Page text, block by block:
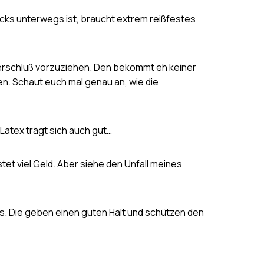
unterwegs ist, braucht extrem reißfestes
vorzuziehen. Den bekommt eh keiner
Schaut euch mal genau an, wie die
trägt sich auch gut…
viel Geld. Aber siehe den Unfall meines
Die geben einen guten Halt und schützen den